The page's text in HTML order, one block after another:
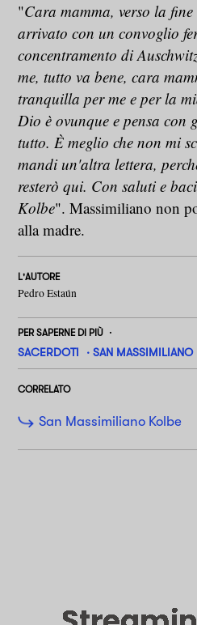
"Cara mamma, verso la
arrivato con un convoglio
concentramento di
me, tutto va bene, cara
tranquilla per me e per la
Dio è ovunque e pensa con
tutto. È meglio che non mi
mandi un'altra lettera,
resterò qui. Con saluti e
Kolbe". Massimiliano non
alla madre.
L'AUTORE
Pedro Estaún
PER SAPERNE DI PIÙ
SACERDOTI SAN MASSIMILIANO
CORRELATO
San Massimiliano Kolbe